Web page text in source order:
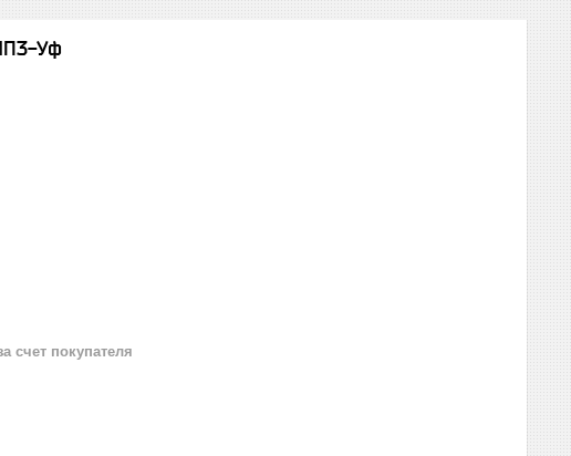
Уф
счет покупателя